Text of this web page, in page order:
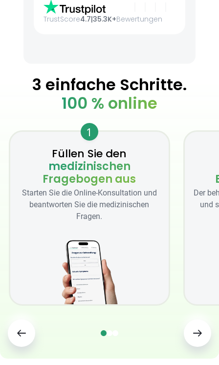
TrustScore4.7|35.3K+Bewertungen
3 einfache Schritte.
100 % online
1
Füllen Sie den
medizinischen
Fragebogen aus
Starten Sie die Online-Konsultation und
beantworten Sie die medizinischen
Fragen.
Der
und